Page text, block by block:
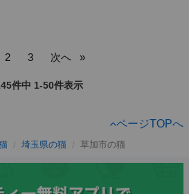
2 3 次へ
件中 1-50件表示
ページTOPへ
埼玉県の猫 草加市の猫